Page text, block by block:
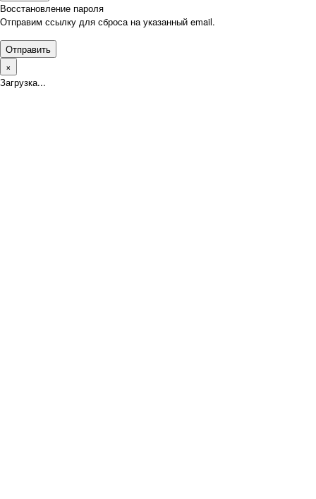
Восстановление пароля
Отправим ссылку для сброса на указанный email.
Отправить
×
Загрузка...